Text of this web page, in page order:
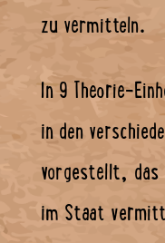
zu vermitteln.
In 9 Theorie-
in den
vorgestellt, das
im Staat